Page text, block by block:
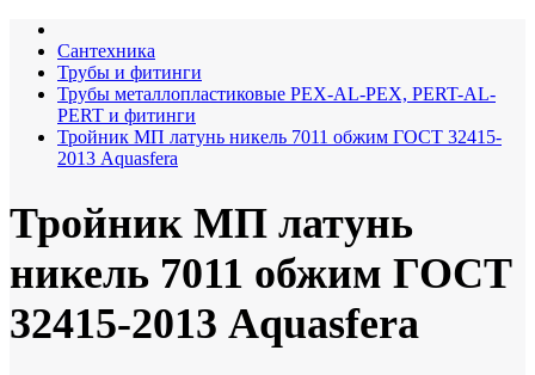
Сантехника
Трубы и фитинги
Трубы металлопластиковые PEX-AL-PEX, PERT-AL-
PERT и фитинги
Тройник МП латунь никель 7011 обжим ГОСТ 32415-
2013 Aquasfera
Тройник МП латунь
никель 7011 обжим ГОСТ
32415-2013 Aquasfera